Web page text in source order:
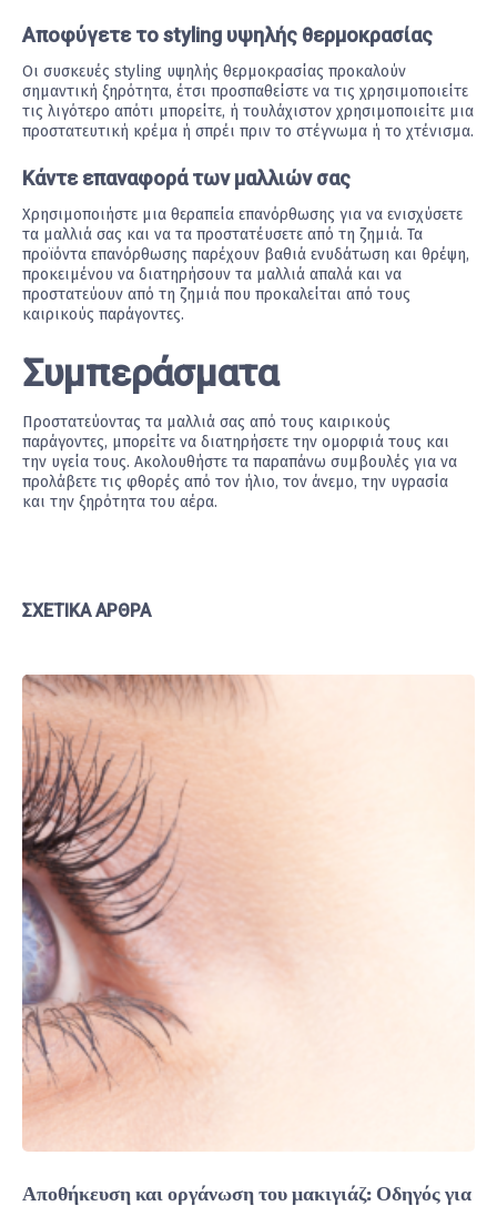
Αποφύγετε το styling υψηλής θερμοκρασίας
Οι συσκευές styling υψηλής θερμοκρασίας προκαλούν
σημαντική ξηρότητα, έτσι προσπαθείστε να τις χρησιμοποιείτε
τις λιγότερο απότι μπορείτε, ή τουλάχιστον χρησιμοποιείτε μια
προστατευτική κρέμα ή σπρέι πριν το στέγνωμα ή το χτένισμα.
Κάντε επαναφορά των μαλλιών σας
Χρησιμοποιήστε μια θεραπεία επανόρθωσης για να ενισχύσετε
τα μαλλιά σας και να τα προστατέυσετε από τη ζημιά. Τα
προϊόντα επανόρθωσης παρέχουν βαθιά ενυδάτωση και θρέψη,
προκειμένου να διατηρήσουν τα μαλλιά απαλά και να
προστατεύουν από τη ζημιά που προκαλείται από τους
καιρικούς παράγοντες.
Συμπεράσματα
Προστατεύοντας τα μαλλιά σας από τους καιρικούς
παράγοντες, μπορείτε να διατηρήσετε την ομορφιά τους και
την υγεία τους. Ακολουθήστε τα παραπάνω συμβουλές για να
προλάβετε τις φθορές από τον ήλιο, τον άνεμο, την υγρασία
και την ξηρότητα του αέρα.
ΣΧΕΤΙΚΆ ΆΡΘΡΑ
Αποθήκευση και οργάνωση του μακιγιάζ: Οδηγός για